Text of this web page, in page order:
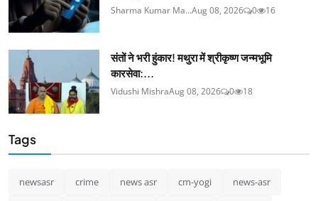
Sharma Kumar Ma...Aug 08, 2026 0 16
संतों ने भरी हुंकार! मथुरा में श्रीकृष्ण जन्मभूमि
कारसेवा:...
Vidushi MishraAug 08, 2026 0 18
Tags
newsasr crime news asr cm-yogi news-asr